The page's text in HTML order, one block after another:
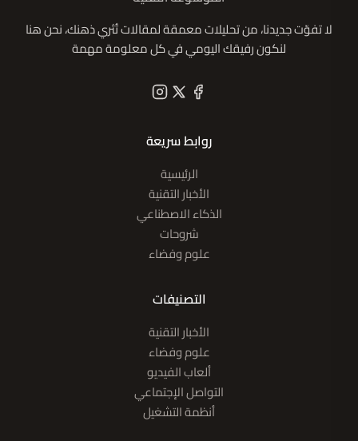
لا تفوّت جديدنا، من تحليلات معمقة لمقالات تُثري ذهنك، نحن هنا
لنكون رفيقك اليومي في كل معلومة مهمة
روابط سريعة
الرئيسية
الأخبار التقنية
الذكاء الاصطناعي
شروحات
علوم وفضاء
التصنيفات
الأخبار التقنية
علوم وفضاء
ألعاب الفيديو
التواصل الإجتماعي
أنظمة التشغيل